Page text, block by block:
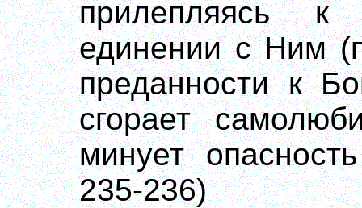
прилепляясь
единении с Ним
преданности к
сгорает
минует
235-236)